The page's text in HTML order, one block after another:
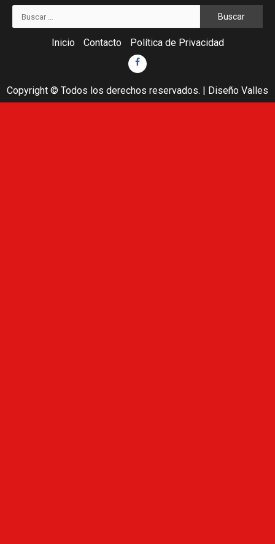
Buscar:
Inicio Contacto Política de Privacidad
Facebook
Copyright © Todos los derechos reservados. | Diseño Valles